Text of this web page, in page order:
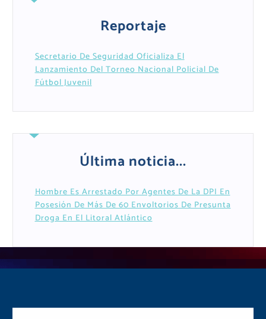
Reportaje
Secretario De Seguridad Oficializa El
Lanzamiento Del Torneo Nacional Policial De
Fútbol Juvenil
Última noticia...
Hombre Es Arrestado Por Agentes De La DPI En
Posesión De Más De 60 Envoltorios De Presunta
Droga En El Litoral Atlántico